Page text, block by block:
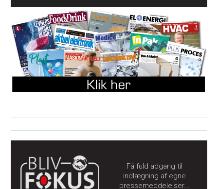
Få fuld adgang til
indlægning af egne
pressemeddelelser...